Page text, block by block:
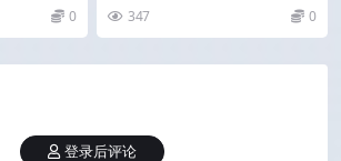
0 347 0
登录后评论